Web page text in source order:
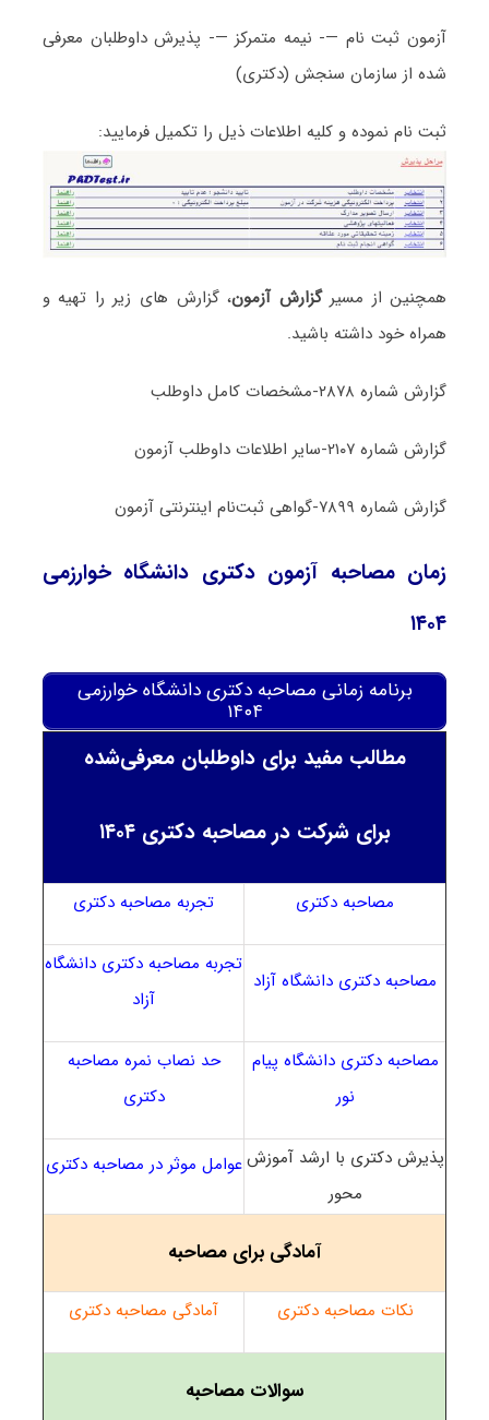
آزمون ثبت نام —- نیمه متمرکز —- پذیرش داوطلبان معرفی
شده از سازمان سنجش (دکتری)
ثبت نام نموده و کلیه اطلاعات ذیل را تکمیل فرمایید:
همچنین از مسیر گزارش آزمون، گزارش های زیر را تهیه و
همراه خود داشته باشید.
گزارش شماره ۲۸۷۸-مشخصات کامل داوطلب
گزارش شماره ۲۱۰۷-سایر اطلاعات داوطلب آزمون
گزارش شماره ۷۸۹۹-گواهی ثبت‌نام اینترنتی آزمون
زمان مصاحبه آزمون دکتری دانشگاه خوارزمی
۱۴۰۴
برنامه زمانی مصاحبه دکتری دانشگاه خوارزمی
۱۴۰۴
مطالب مفید برای داوطلبان معرفی‌شده
برای شرکت در مصاحبه دکتری ۱۴۰۴
مصاحبه دکتری تجربه مصاحبه دکتری
مصاحبه دکتری دانشگاه آزاد
تجربه مصاحبه دکتری دانشگاه
آزاد
مصاحبه دکتری دانشگاه پیام
نور
حد نصاب نمره مصاحبه
دکتری
پذیرش دکتری با ارشد آموزش
محور
عوامل موثر در مصاحبه دکتری
آمادگی برای مصاحبه
نکات مصاحبه دکتری آمادگی مصاحبه دکتری
سوالات مصاحبه